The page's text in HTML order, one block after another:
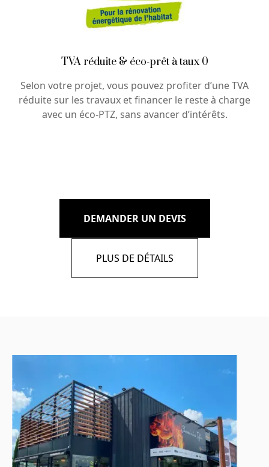
TVA réduite & éco-prêt à taux 0
Selon votre projet, vous pouvez profiter d’une TVA
réduite sur les travaux et financer le reste à charge
avec un éco-PTZ, sans avancer d’intérêts.
DEMANDER UN DEVIS
PLUS DE DÉTAILS